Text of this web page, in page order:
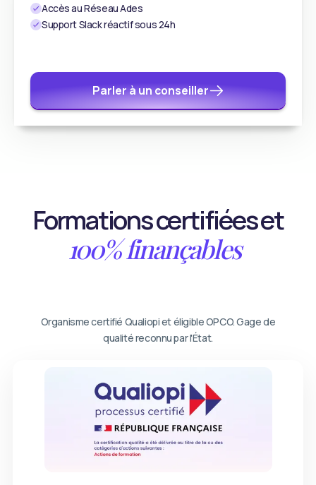
Accès au Réseau Ades
Support Slack réactif sous 24h
Parler à un conseiller
Formations certifiées et
100% finançables
Organisme certifié Qualiopi et éligible OPCO. Gage de
qualité reconnu par l'État.